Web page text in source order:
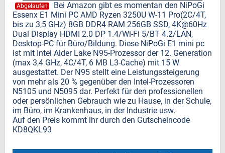
Abgelaufen
Bei Amazon gibt es momentan den NiPoGi
Essenx E1 Mini PC AΜD Ryzen 3250U W-11 Pro(2C/4T,
bis zu 3,5 GHz) 8GB DDR4 RAM 256GB SSD, 4K@60Hz
Dual Display HDMI 2.0 DP 1.4/Wi-Fi 5/BT 4.2/LAN,
Desktop-PC für Büro/Bildung. Diese NiPoGi E1 mini pc
ist mit Ιntel Alder Lake Ν95-Prozessor der 12. Generation
(max 3,4 GHz, 4C/4T, 6 MB L3-Cache) mit 15 W
ausgestattet. Der Ν95 stellt eine Leistungssteigerung
von mehr als 20 % gegenüber den Ιntel-Prozessoren
N5105 und N5095 dar. Perfekt für den professionellen
oder persönlichen Gebrauch wie zu Hause, in der Schule,
im Büro, im Krankenhaus, in der Industrie usw.
Auf den Preis kommt ihr durch den Gutscheincode
KD8QKL93